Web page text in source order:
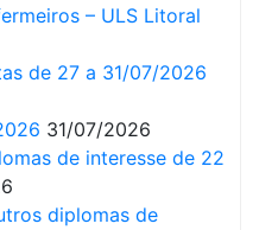
– ULS Litoral
de 27 a 31/07/2026
31/07/2026
de interesse de 22
diplomas de